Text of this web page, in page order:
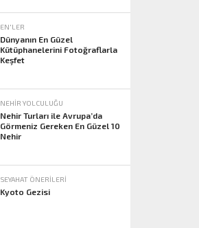
EN'LER
Dünyanın En Güzel
Kütüphanelerini Fotoğraflarla
Keşfet
NEHIR YOLCULUĞU
Nehir Turları ile Avrupa’da
Görmeniz Gereken En Güzel 10
Nehir
SEYAHAT ÖNERILERI
Kyoto Gezisi